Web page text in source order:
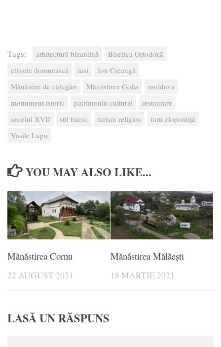
Tags: arhitectură bizantină
Biserica Ortodoxă
ctitorie domnească
iasi
Ion Creangă
Mănăstire de călugări
Mănăstirea Golia
moldova
monument istoric
patrimoniu cultural
restaurare
secolul XVII
stil baroc turism religios
turn clopotniță
Vasile Lupu
YOU MAY ALSO LIKE...
Mănăstirea Cornu
22 AUGUST 2021
Mănăstirea Mălăești
18 MARTIE 2021
LASĂ UN RĂSPUNS